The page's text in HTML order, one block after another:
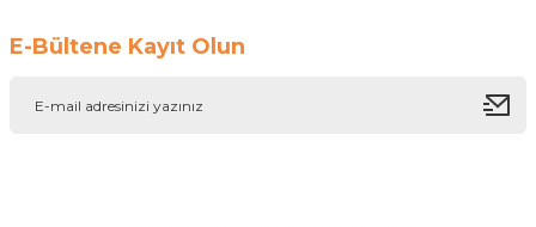
E-Bültene Kayıt Olun